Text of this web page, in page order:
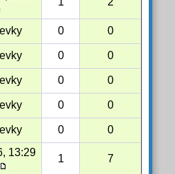
0
0
0
0
0
0
0
0
0 0
13:29
1 7